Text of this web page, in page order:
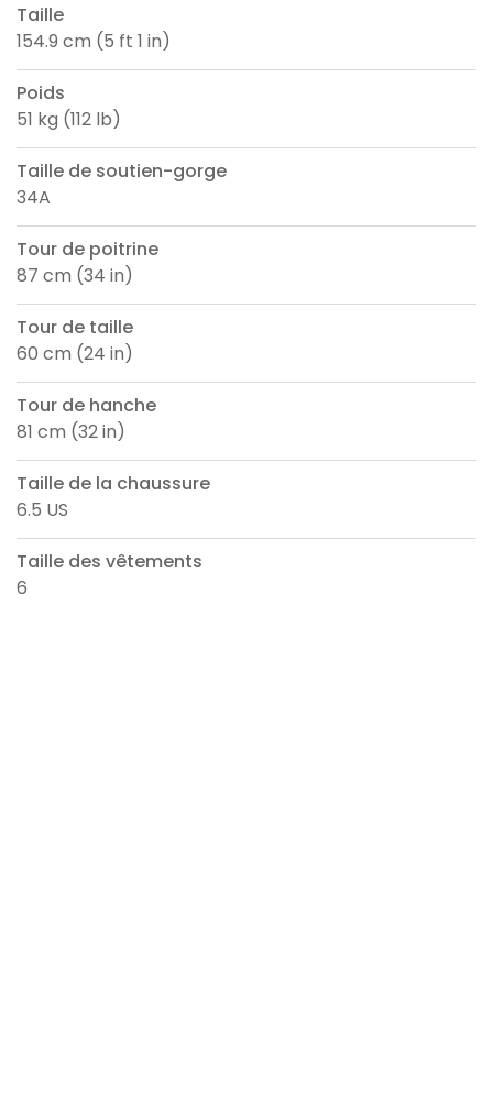
Taille
154.9 cm (5 ft 1 in)
Poids
51 kg (112 lb)
Taille de soutien-gorge
34A
Tour de poitrine
87 cm (34 in)
Tour de taille
60 cm (24 in)
Tour de hanche
81 cm (32 in)
Taille de la chaussure
6.5 US
Taille des vêtements
6